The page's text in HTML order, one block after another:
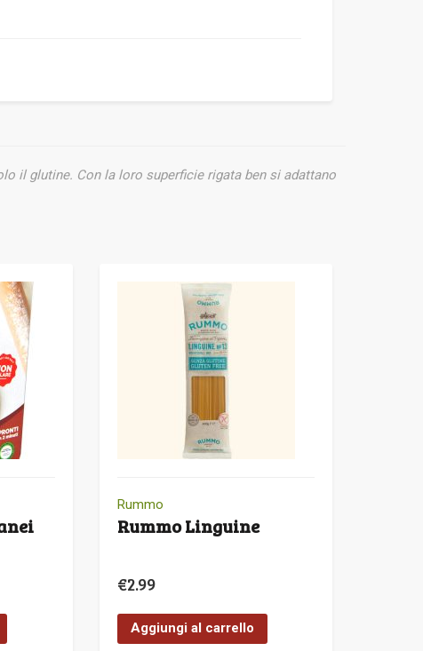
il glutine. Con la loro superficie rigata ben si adattano
Rummo
Rummo Linguine
€2.99
Aggiungi al carrello